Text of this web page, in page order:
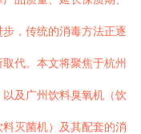
，传统的消毒方法正逐
代。本文将聚焦于杭州
及广州饮料臭氧机（饮
灭菌机）及其配套的消